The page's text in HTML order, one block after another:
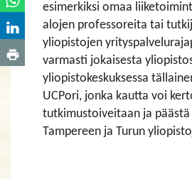
esimerkiksi omaa
alojen professoreita tai
yliopistojen
varmasti jokaisesta
yliopistokeskuksessa
UCPori, jonka kautta voi
tutkimustoiveitaan ja
Tampereen ja Turun